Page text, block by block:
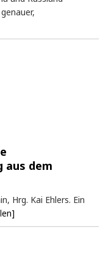
aus dem
Hrg. Kai Ehlers. Ein